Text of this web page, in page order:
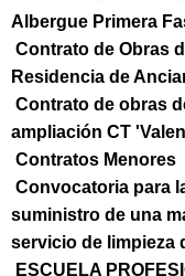
Albergue Primera
Contrato de Obras
Residencia de
Contrato de obras
ampliación CT
Contratos Menores
Convocatoria para
suministro de una
servicio de limpieza
ESCUELA